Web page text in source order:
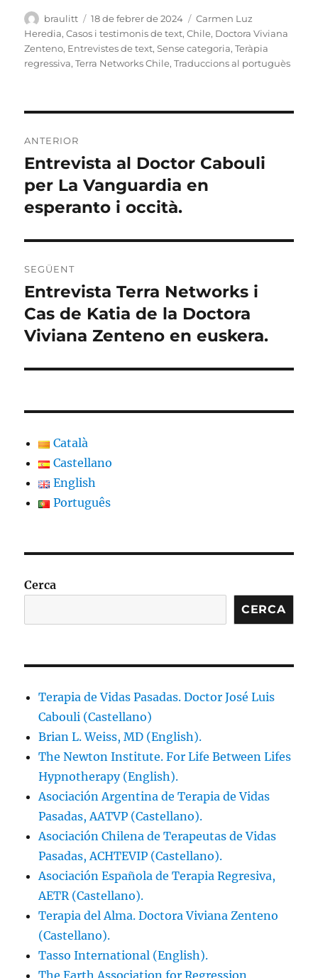
Autor
braulitt
Publicat
el
18 de febrer de 2024 Categories
Carmen Luz
Heredia,Casos i testimonis de text,Chile, Doctora Viviana
Zenteno, Entrevistes de text,Sense categoria,Teràpia
regressiva,Terra Networks Chile,Traduccions al portuguès
d'entrades
ANTERIOR
Entrada
anterior:
Entrevista al Doctor Cabouli
per La Vanguardia en
esperanto i occità.
SEGÜENT
Entrada
següent:
Entrevista Terra Networks i
Cas de Katia de la Doctora
Viviana Zenteno en euskera.
Català
Castellano
English
Português
Cerca
CERCA
Terapia de Vidas Pasadas. Doctor José Luis
Cabouli (Castellano)
Brian L. Weiss, MD (English).
The Newton Institute. For Life Between Lifes
Hypnotherapy (English).
Asociación Argentina de Terapia de Vidas
Pasadas, AATVP (Castellano).
Asociación Chilena de Terapeutas de Vidas
Pasadas, ACHTEVIP (Castellano).
Asociación Española de Terapia Regresiva,
AETR (Castellano).
Terapia del Alma. Doctora Viviana Zenteno
(Castellano).
Tasso International (English).